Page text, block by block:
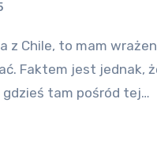
z Chile, to mam
Faktem jest jednak,
tam pośród tej…